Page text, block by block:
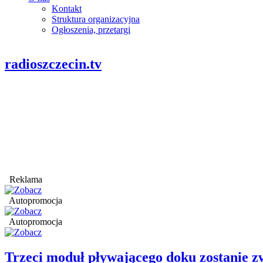
Kontakt
Struktura organizacyjna
Ogłoszenia, przetargi
radioszczecin.tv
Reklama
Autopromocja
Autopromocja
Trzeci moduł pływającego doku zostanie